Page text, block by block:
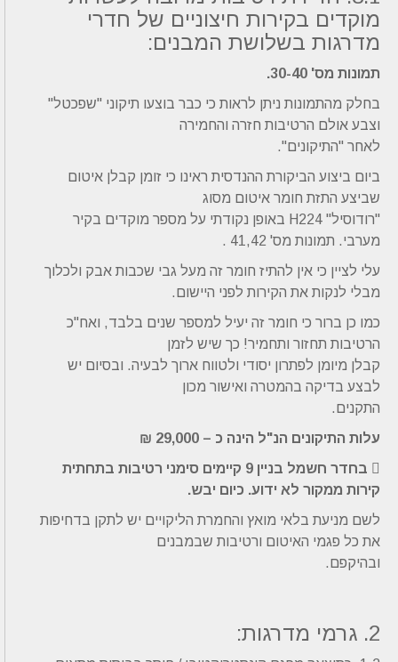
מוקדים בקירות חיצוניים של חדרי
מדרגות בשלושת המבנים:
תמונות מס' 30-40.
בחלק מהתמונות ניתן לראות כי כבר בוצעו תיקוני "שפכטל"
וצבע אולם הרטיבות חזרה והחמירה
לאחר "התיקונים".
ביום ביצוע הביקורת ההנדסית ראינו כי זומן קבלן איטום
שביצע התזת חומר איטום מסוג
"רודוסיל" H224 באופן נקודתי על מספר מוקדים בקיר
מערבי. תמונות מס' 41,42 .
עלי לציין כי אין להתיז חומר זה מעל גבי שכבות אבק ולכלוך
מבלי לנקות את הקירות לפני היישום.
כמו כן ברור כי חומר זה יעיל למספר שנים בלבד, ואח"כ
הרטיבות תחזור ותחמיר! כך שיש לזמן
קבלן מיומן לפתרון יסודי ולטווח ארוך לבעיה. ובסיום יש
לבצע בדיקה בהמטרה ואישור מכון
התקנים.
עלות התיקונים הנ"ל הינה כ – 29,000 ₪
 בחדר חשמל בניין 9 קיימים סימני רטיבות בתחתית
קירות ממקור לא ידוע. כיום יבש.
לשם מניעת בלאי מואץ והחמרת הליקויים יש לתקן בדחיפות
את כל פגמי האיטום ורטיבות שבמבנים
ובהיקפם.
2. גרמי מדרגות: